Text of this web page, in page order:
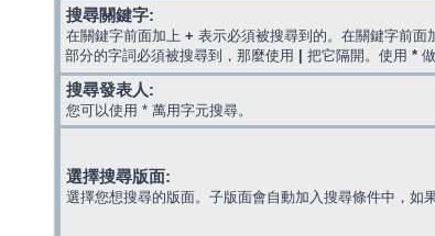
搜尋關鍵字:
在關鍵字前面加上 + 表示必須被搜尋到的。在關鍵字前面
部分的字詞必須被搜尋到，那麼使用
把它隔開。使用 *
搜尋發表人:
您可以使用 * 萬用字元搜尋。
選擇搜尋版面:
選擇您想搜尋的版面。子版面會自動加入搜尋條件中，如